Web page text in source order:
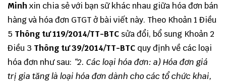
Minh xin chia sẻ với bạn sữ khác nhau giữa hóa đơn bán
hàng và hóa đơn GTGT ở bài viết này. Theo Khoản 1 Điều
5 Thông tư 119/2014/TT-BTC sửa đổi, bổ sung Khoản 2
Điều 3 Thông tư 39/2014/TT-BTC quy định về các loại
hóa đơn như sau: “2. Các loại hóa đơn: a) Hóa đơn giá
trị gia tăng là loại hóa đơn dành cho các tổ chức khai,